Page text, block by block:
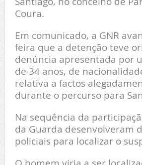
Coura.
Em comunicado, a GNR
feira que a detenção teve
denúncia apresentada por
de 34 anos, de
relativa a factos
durante o percurso para
Na sequência da
da Guarda desenvolveram
policiais para localizar o